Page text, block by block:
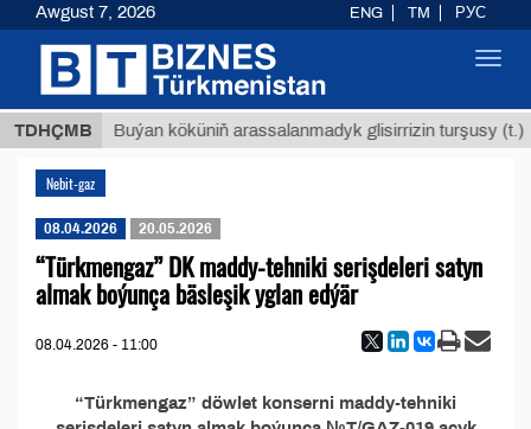
TDHÇMB
ТМТ Buýan köküniň arassalanmadyk glisirrizin turşusy (t.)
Nebit-gaz
08.04.2026 20.05.2026
“Türkmengaz” DK maddy-tehniki serişdeleri satyn
almak boýunça bäsleşik yglan edýär
08.04.2026 - 11:00
“Türkmengaz” döwlet konserni maddy-tehniki
Awgust 7, 2026 ENG TM РУС